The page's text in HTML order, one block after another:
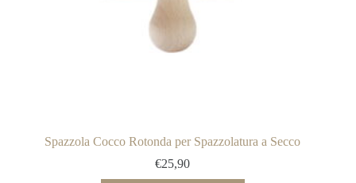
Spazzola Cocco Rotonda per Spazzolatura a Secco
€25,90